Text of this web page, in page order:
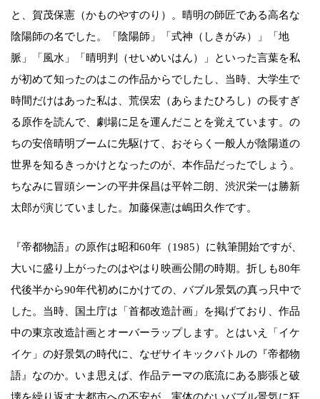
と、賀茂保憲（かものやすのり）。晴明の師匠である高名な
陰陽師の名でした。「陰陽師」「式神（しきがみ）」「地
脈」「風水」「晴明判（せいめいはん）」といった言葉を私
が初めて知ったのはこの作品からでしたし、当時、大学生で
時間だけはあった私は、荒俣宏（あらまたひろし）の長すぎ
る原作を読んで、劇場に足を運んだことを覚えています。の
ちの安倍晴明ブームに先駆けて、おそらく一般人が陰陽道の
世界を知るきっかけとなったのが、本作品だったでしょう。
ちなみに冒頭シーンの平井保昌は平幹二朗、渋沢栄一は勝新
太郎が演じていました。加藤保憲は嶋田久作です。
『帝都物語』の原作は昭和60年（1985）に執筆開始ですが、
大いに盛り上がったのはやはり映画公開の時期。折しも80年
代後半から90年代初めにかけての、バブル景気の真っ只中で
した。当時、国土庁は「首都改造計画」を掲げており、作品
中の東京改造計画とオーバーラップします。とはいえ「イケ
イケ」の好景気の時代に、なぜサイキックバトルの『帝都物
語』なのか。いま思えば、作品テーマの底流にある膨張と破
壊を繰り返す大都市への不安が、実体のないバブル景気に狂